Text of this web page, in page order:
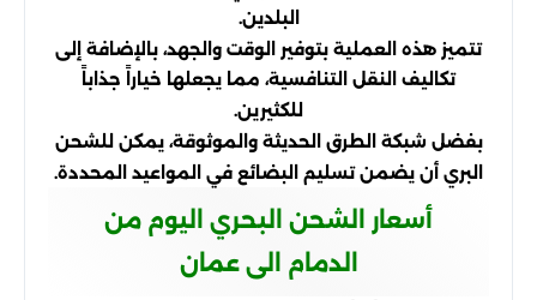
البلدين.
تتميز هذه العملية بتوفير الوقت والجهد، بالإضافة إلى
تكاليف النقل التنافسية، مما يجعلها خياراً جذاباً
للكثيرين.
بفضل شبكة الطرق الحديثة والموثوقة، يمكن للشحن
البري أن يضمن تسليم البضائع في المواعيد المحددة.
أسعار الشحن البحري اليوم من
الدمام الى عمان